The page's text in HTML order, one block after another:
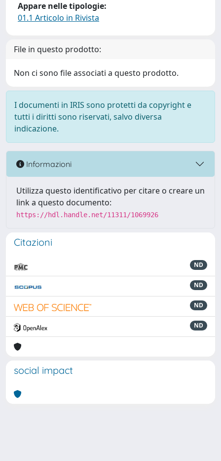
Appare nelle tipologie:
01.1 Articolo in Rivista
File in questo prodotto:
Non ci sono file associati a questo prodotto.
I documenti in IRIS sono protetti da copyright e
tutti i diritti sono riservati, salvo diversa
indicazione.
Informazioni
Utilizza questo identificativo per citare o creare un
link a questo documento:
https://hdl.handle.net/11311/1069926
Citazioni
ND
ND
ND
ND
social impact